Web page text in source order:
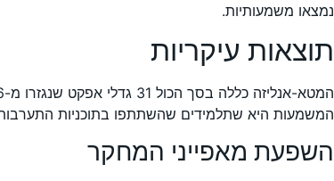
נמצאו משמעותיות.
תוצאות עיקריות
המשמעות היא שתלמידים שהשתתפו בתוכניות התערבות
השפעת מאפייני המחקר